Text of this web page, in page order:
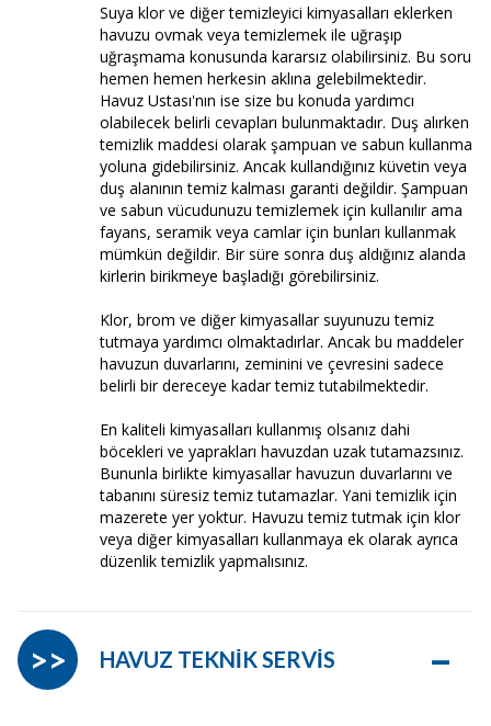
Suya klor ve diğer temizleyici kimyasalları eklerken
havuzu ovmak veya temizlemek ile uğraşıp
uğraşmama konusunda kararsız olabilirsiniz. Bu soru
hemen hemen herkesin aklına gelebilmektedir.
Havuz Ustası'nın ise size bu konuda yardımcı
olabilecek belirli cevapları bulunmaktadır. Duş alırken
temizlik maddesi olarak şampuan ve sabun kullanma
yoluna gidebilirsiniz. Ancak kullandığınız küvetin veya
duş alanının temiz kalması garanti değildir. Şampuan
ve sabun vücudunuzu temizlemek için kullanılır ama
fayans, seramik veya camlar için bunları kullanmak
mümkün değildir. Bir süre sonra duş aldığınız alanda
kirlerin birikmeye başladığı görebilirsiniz.
Klor, brom ve diğer kimyasallar suyunuzu temiz
tutmaya yardımcı olmaktadırlar. Ancak bu maddeler
havuzun duvarlarını, zeminini ve çevresini sadece
belirli bir dereceye kadar temiz tutabilmektedir.
En kaliteli kimyasalları kullanmış olsanız dahi
böcekleri ve yaprakları havuzdan uzak tutamazsınız.
Bununla birlikte kimyasallar havuzun duvarlarını ve
tabanını süresiz temiz tutamazlar. Yani temizlik için
mazerete yer yoktur. Havuzu temiz tutmak için klor
veya diğer kimyasalları kullanmaya ek olarak ayrıca
düzenlik temizlik yapmalısınız.
HAVUZ TEKNİK SERVİS –
>>